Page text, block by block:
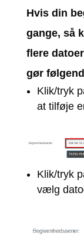
Hvis din
gange, så
flere
gør
Klik/tryk
at tilføje
Klik/tryk
vælg